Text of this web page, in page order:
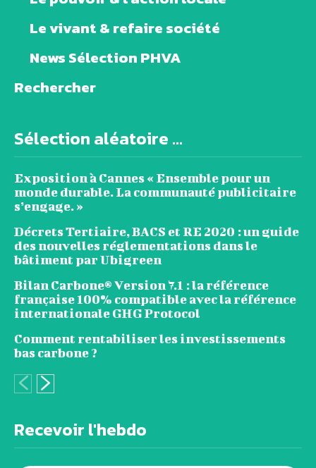
Le vivant & refaire société
News Sélection PHVA
Rechercher
Sélection aléatoire ...
Exposition à Cannes « Ensemble pour un
monde durable. La communauté publicitaire
s’engage. »
Décrets Tertiaire, BACS et RE 2020 : un guide
des nouvelles réglementations dans le
bâtiment par Ubigreen
Bilan Carbone® Version 7.1 : la référence
française 100% compatible avec la référence
internationale GHG Protocol
Comment rentabiliser les investissements
bas carbone ?
Recevoir l'hebdo